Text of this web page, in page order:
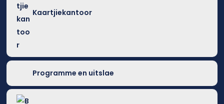
Kaartjiekantoor
Programme en uitslae